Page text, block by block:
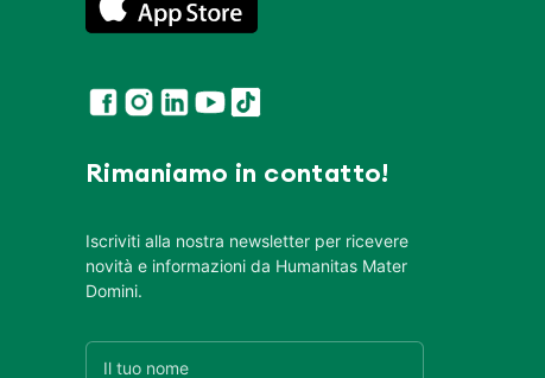
Rimaniamo in contatto!
Iscriviti alla nostra newsletter per ricevere
novità e informazioni da Humanitas Mater
Domini.